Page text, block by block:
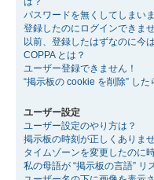
パスワードを無くしてしまい
登録したのにログインできま
以前、登録したはずなのに今
COPPA とは？
ユーザー登録できません！
“掲示板の cookie を削除” した
ユーザー設定
ユーザー設定のやり方は？
掲示板の時刻が正しくありま
タイムゾーンを変更したのに
私の母語が “掲示板の言語” リ